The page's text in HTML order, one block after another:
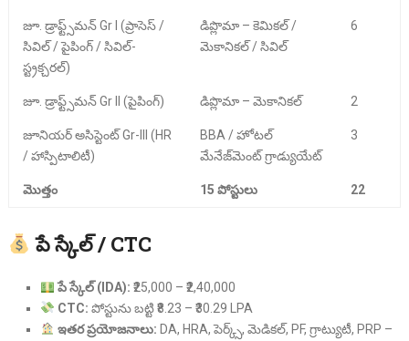
జూ. డ్రాఫ్ట్స్‌మన్ Gr I (ప్రాసెస్ /
సివిల్ / పైపింగ్ / సివిల్-
స్ట్రక్చరల్)
డిప్లొమా – కెమికల్ /
మెకానికల్ / సివిల్
6
జూ. డ్రాఫ్ట్స్‌మన్ Gr II (పైపింగ్) డిప్లొమా – మెకానికల్ 2
జూనియర్ అసిస్టెంట్ Gr-III (HR
/ హాస్పిటాలిటీ)
BBA / హోటల్
మేనేజ్‌మెంట్ గ్రాడ్యుయేట్
3
మొత్తం 15 పోస్టులు 22
పే స్కేల్ / CTC
పే స్కేల్ (IDA): ₹25,000 – ₹2,40,000
CTC: పోస్టును బట్టి ₹8.23 – ₹30.29 LPA
ఇతర ప్రయోజనాలు: DA, HRA, పెర్క్స్, మెడికల్, PF, గ్రాట్యుటీ, PRP –